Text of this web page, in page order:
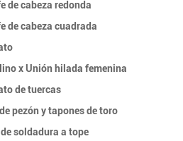
de cabeza redonda
de cabeza cuadrada
x Unión hilada femenina
de tuercas
pezón y tapones de toro
soldadura a tope